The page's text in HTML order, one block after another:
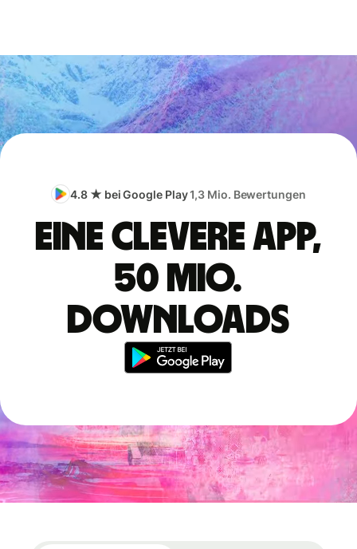
4.8 ★ bei Google Play1,3 Mio. Bewertungen
Eine clevere App,
50 Mio.
Downloads